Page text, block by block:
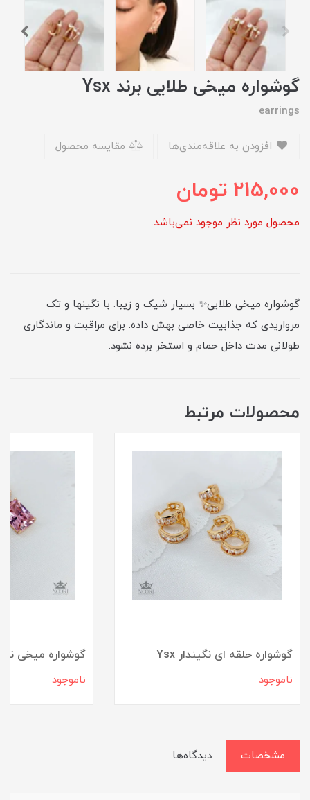
گوشواره میخی طلایی برند Ysx
earrings
مقایسه محصول
215,000 تومان
محصول مورد نظر موجود نمی‌باشد.
گوشواره میخی طلایی✨ بسیار شیک و زیبا. با نگینها و تک
مرواریدی که جذابیت خاصی بهش داده. برای مراقبت و ماندگاری
طولانی مدت داخل حمام و استخر برده نشود.
محصولات مرتبط
گوشواره حلقه ای نگیندار Ysx
ناموجود
گوشواره میخی
ناموجود
مشخصات دیدگاه‌ها